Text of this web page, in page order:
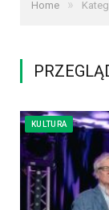
Home »
KULTURA